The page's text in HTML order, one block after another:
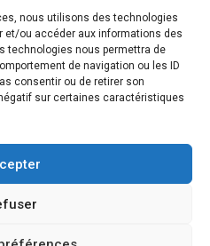
nous utilisons des technologies
et/ou accéder aux informations des
technologies nous permettra de
de navigation ou les ID
consentir ou de retirer son
sur certaines caractéristiques
il y a 4 mois